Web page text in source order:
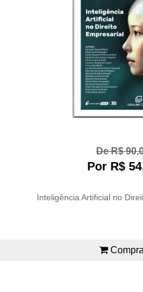
De R$
Por R$
Inteligência Artificial no